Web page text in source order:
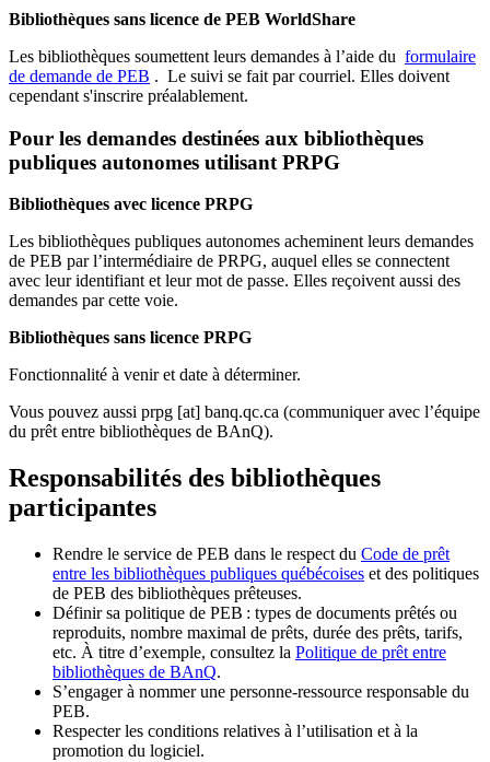
Bibliothèques sans licence de PEB WorldShare
Les bibliothèques soumettent leurs demandes à l’aide du formulaire
de demande de PEB . Le suivi se fait par courriel. Elles doivent
cependant s'inscrire préalablement.
Pour les demandes destinées aux bibliothèques
publiques autonomes utilisant PRPG
Bibliothèques avec licence PRPG
Les bibliothèques publiques autonomes acheminent leurs demandes
de PEB par l’intermédiaire de PRPG, auquel elles se connectent
avec leur identifiant et leur mot de passe. Elles reçoivent aussi des
demandes par cette voie.
Bibliothèques sans licence PRPG
Fonctionnalité à venir et date à déterminer.
Vous pouvez aussi prpg [at] banq.qc.ca (communiquer avec l’équipe
du prêt entre bibliothèques de BAnQ).
Responsabilités des bibliothèques
participantes
Rendre le service de PEB dans le respect du Code de prêt
entre les bibliothèques publiques québécoises et des politiques
de PEB des bibliothèques prêteuses.
Définir sa politique de PEB : types de documents prêtés ou
reproduits, nombre maximal de prêts, durée des prêts, tarifs,
etc. À titre d’exemple, consultez la Politique de prêt entre
bibliothèques de BAnQ.
S’engager à nommer une personne-ressource responsable du
PEB.
Respecter les conditions relatives à l’utilisation et à la
promotion du logiciel.